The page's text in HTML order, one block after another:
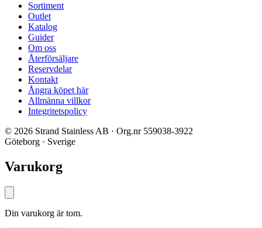
Sortiment
Outlet
Katalog
Guider
Om oss
Återförsäljare
Reservdelar
Kontakt
Ångra köpet här
Allmänna villkor
Integritetspolicy
© 2026 Strand Stainless AB · Org.nr 559038-3922
Göteborg · Sverige
Varukorg
Din varukorg är tom.